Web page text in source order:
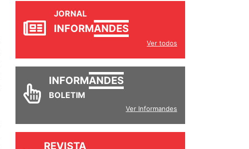
JORNAL
Ver todos
INFORM
Ver Informandes